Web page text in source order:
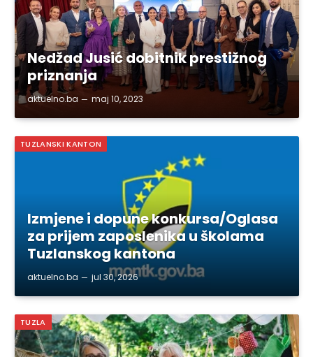
Nedžad Jusić dobitnik prestižnog
priznanja
aktuelno.ba maj 10, 2023
TUZLANSKI KANTON
Izmjene i dopune konkursa/Oglasa
za prijem zaposlenika u školama
Tuzlanskog kantona
aktuelno.ba jul 30, 2026
TUZLA